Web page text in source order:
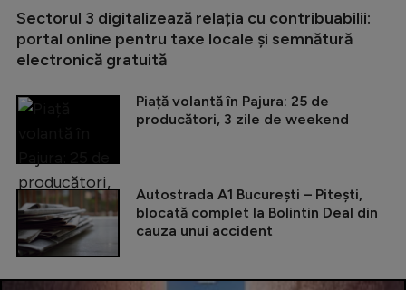
Sectorul 3 digitalizează relația cu contribuabilii:
portal online pentru taxe locale și semnătură
electronică gratuită
Piață volantă în Pajura: 25 de
producători, 3 zile de weekend
Autostrada A1 București – Pitești,
blocată complet la Bolintin Deal din
cauza unui accident